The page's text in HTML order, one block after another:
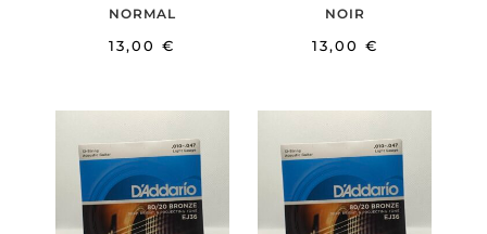
NORMAL
13,00€
NOIR
13,00 €